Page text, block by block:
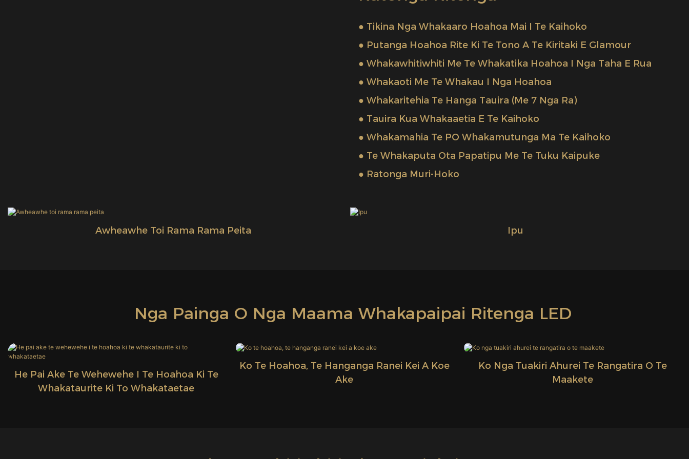
● Tikina Nga Whakaaro Hoahoa Mai I Te Kaihoko
● Putanga Hoahoa Rite Ki Te Tono A Te Kiritaki E Glamour
● Whakawhitiwhiti Me Te Whakatika Hoahoa I Nga Taha E Rua
● Whakaoti Me Te Whakau I Nga Hoahoa
● Whakaritehia Te Hanga Tauira (me 7 Nga Ra)
● Tauira Kua Whakaaetia E Te Kaihoko
● Whakamahia Te PO Whakamutunga Ma Te Kaihoko
● Te Whakaputa Ota Papatipu Me Te Tuku Kaipuke
● Ratonga Muri-Hoko
Awheawhe Toi Rama Rama Peita Ipu
Nga Painga O Nga Maama Whakapaipai Ritenga LED
He Pai Ake Te Wehewehe I Te Hoahoa Ki Te
Whakataurite Ki To Whakataetae
Ko Te Hoahoa, Te Hanganga Ranei Kei A Koe
Ake
Ko Nga Tuakiri Ahurei Te Rangatira O Te
Maakete